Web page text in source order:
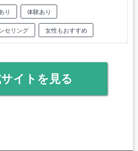
り 体験あり
セリング 女性もおすすめ
イトを見る